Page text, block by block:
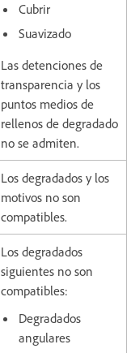
Cubrir
Suavizado
Las detenciones de
transparencia y los
puntos medios de
rellenos de degradado
no se admiten.
Los degradados y los
motivos no son
compatibles.
Los degradados
siguientes no son
compatibles:
Degradados
angulares